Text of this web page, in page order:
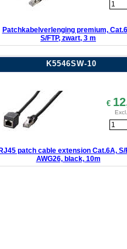
Patchkabelverlenging premium,
S/FTP, zwart, 3 m
K5546SW-10
€
patch cable extension Cat.6A, S/
AWG26, black, 10m